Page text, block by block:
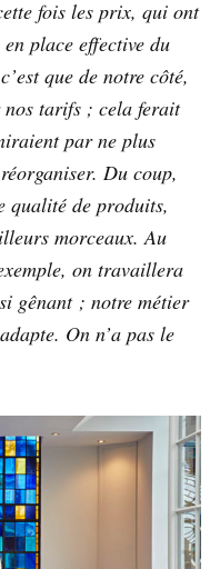
fois les prix, qui ont
place effective du
que de notre côté,
nos tarifs ; cela ferait
par ne plus
Du coup,
qualité de produits,
morceaux. Au
on travaillera
gênant ; notre métier
On n’a pas le